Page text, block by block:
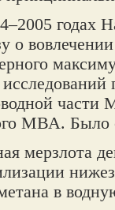
годах
о
части
МВА. Было
мерзлота
в